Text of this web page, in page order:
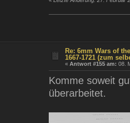
Re: 6mm Wars of
1667-1721 (zum
«Antwort #155 am: 08.
Komme soweit
überarbeitet.